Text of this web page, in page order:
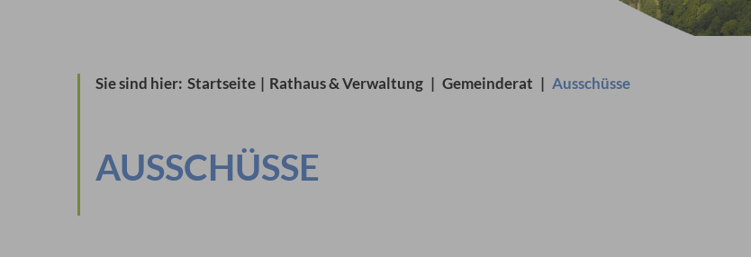
Sie sind hier: Startseite | Rathaus & Verwaltung | Gemeinderat | Ausschüsse
AUSSCHÜSSE